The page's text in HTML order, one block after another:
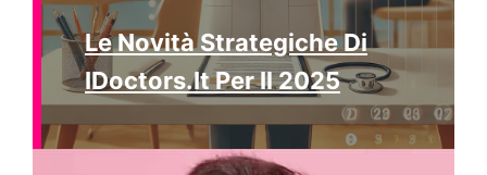
Le Novità Strategiche Di
IDoctors.it Per Il 2025